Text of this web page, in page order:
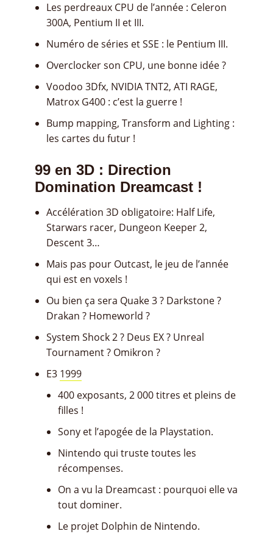
Les perdreaux CPU de l’année : Celeron
300A, Pentium II et III.
Numéro de séries et SSE : le Pentium III.
Overclocker son CPU, une bonne idée ?
Voodoo 3Dfx, NVIDIA TNT2, ATI RAGE,
Matrox G400 : c’est la guerre !
Bump mapping, Transform and Lighting :
les cartes du futur !
99 en 3D : Direction
Domination Dreamcast !
Accélération 3D obligatoire: Half Life,
Starwars racer, Dungeon Keeper 2,
Descent 3…
Mais pas pour Outcast, le jeu de l’année
qui est en voxels !
Ou bien ça sera Quake 3 ? Darkstone ?
Drakan ? Homeworld ?
System Shock 2 ? Deus EX ? Unreal
Tournament ? Omikron ?
E3 1999
400 exposants, 2 000 titres et pleins de
filles !
Sony et l’apogée de la Playstation.
Nintendo qui truste toutes les
récompenses.
On a vu la Dreamcast : pourquoi elle va
tout dominer.
Le projet Dolphin de Nintendo.